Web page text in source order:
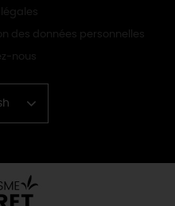
légales
des données personnelles
nous